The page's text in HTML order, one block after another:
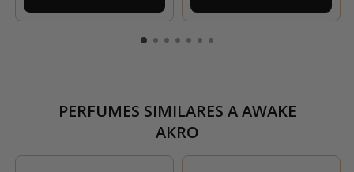
PERFUMES SIMILARES AAWAKE
AKRO